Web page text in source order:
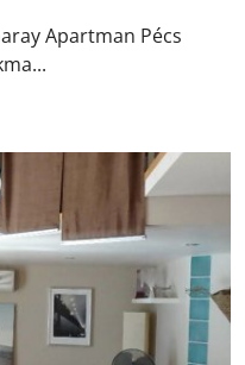
Apartman Pécs